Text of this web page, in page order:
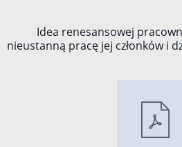
Idea renesansowej
nieustanną pracę jej członków i